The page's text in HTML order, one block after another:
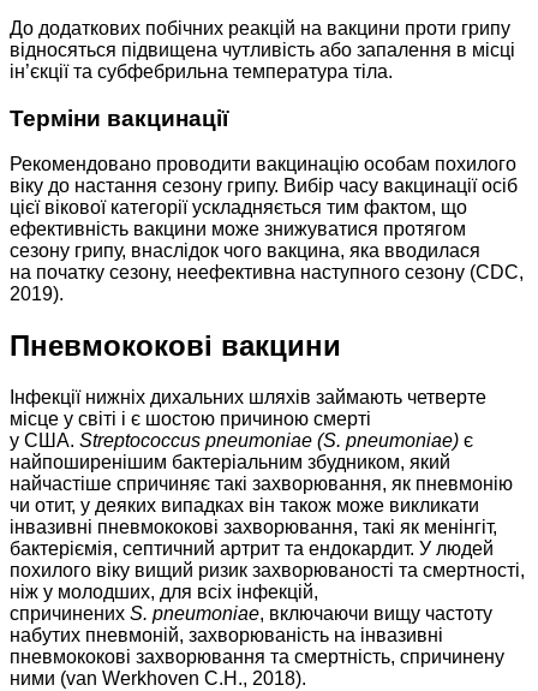
До додаткових побічних реакцій на вакцини проти грипу
відносяться підвищена чутливість або запалення в місці
ін’єкції та субфебрильна температура тіла.
Терміни вакцинації
Рекомендовано проводити вакцинацію особам похилого
віку до настання сезону грипу. Вибір часу вакцинації осіб
цієї вікової категорії ускладняється тим фактом, що
ефективність вакцини може знижуватися протягом
сезону грипу, внаслідок чого вакцина, яка вводилася
на початку сезону, неефективна наступного сезону (CDC,
2019).
Пневмококові вакцини
Інфекції нижніх дихальних шляхів займають четверте
місце у світі і є шостою причиною смерті
у США. Streptococcus pneumoniae (S. pneumoniae) є
найпоширенішим бактеріальним збудником, який
найчастіше спричиняє такі захворювання, як пневмонію
чи отит, у деяких випадках він також може викликати
інвазивні пневмококові захворювання, такі як менінгіт,
бактеріємія, септичний артрит та ендокардит. У людей
похилого віку вищий ризик захворюваності та смертності,
ніж у молодших, для всіх інфекцій,
спричинених S. pneumoniae, включаючи вищу частоту
набутих пневмоній, захворюваність на інвазивні
пневмококові захворювання та смертність, спричинену
ними (van Werkhoven C.H., 2018).